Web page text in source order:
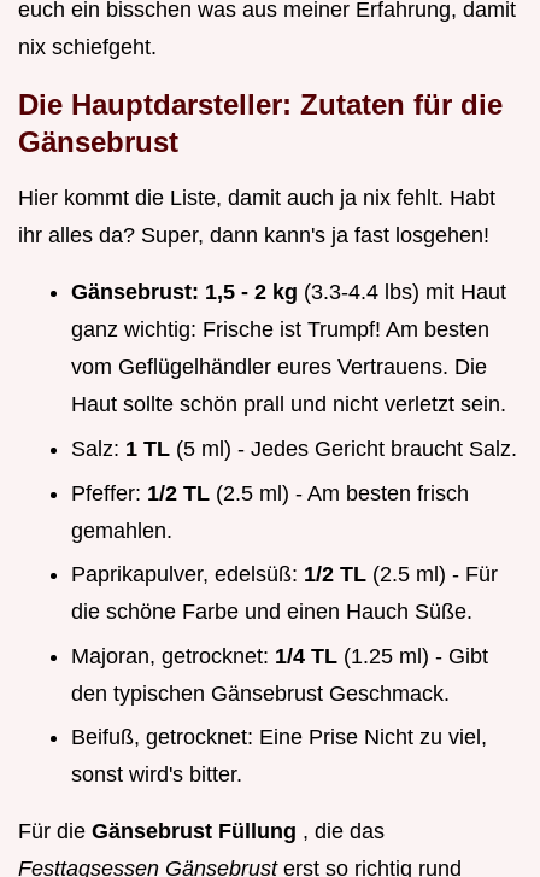
euch ein bisschen was aus meiner Erfahrung, damit
nix schiefgeht.
Die Hauptdarsteller: Zutaten für die
Gänsebrust
Hier kommt die Liste, damit auch ja nix fehlt. Habt
ihr alles da? Super, dann kann's ja fast losgehen!
Gänsebrust: 1,5 - 2 kg (3.3-4.4 lbs) mit Haut
ganz wichtig: Frische ist Trumpf! Am besten
vom Geflügelhändler eures Vertrauens. Die
Haut sollte schön prall und nicht verletzt sein.
Salz: 1 TL (5 ml) - Jedes Gericht braucht Salz.
Pfeffer: 1/2 TL (2.5 ml) - Am besten frisch
gemahlen.
Paprikapulver, edelsüß: 1/2 TL (2.5 ml) - Für
die schöne Farbe und einen Hauch Süße.
Majoran, getrocknet: 1/4 TL (1.25 ml) - Gibt
den typischen Gänsebrust Geschmack.
Beifuß, getrocknet: Eine Prise Nicht zu viel,
sonst wird's bitter.
Für die Gänsebrust Füllung , die das
Festtagsessen Gänsebrust erst so richtig rund